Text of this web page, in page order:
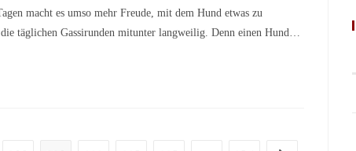
macht es umso mehr Freude, mit dem Hund etwas zu
täglichen Gassirunden mitunter langweilig. Denn einen Hund…